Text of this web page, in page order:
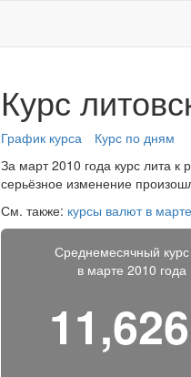
Курс
График курса
Курс по дням
За март 2010 года курс лита
серьёзное изменение
См. также: курсы валют в
Среднемесячный
в марте 2010 года